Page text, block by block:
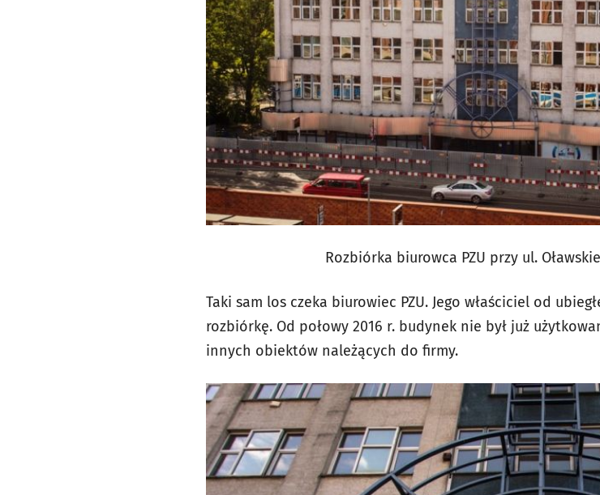
Rozbiórka biurowca PZU przy ul.
Taki sam los czeka biurowiec PZU. Jego właściciel od
rozbiórkę. Od połowy 2016 r. budynek nie był już
innych obiektów należących do firmy.